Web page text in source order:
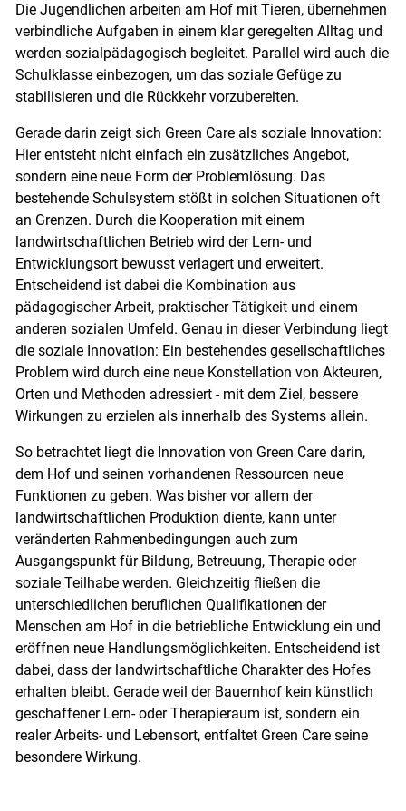
Die Jugendlichen arbeiten am Hof mit Tieren, übernehmen
verbindliche Aufgaben in einem klar geregelten Alltag und
werden sozialpädagogisch begleitet. Parallel wird auch die
Schulklasse einbezogen, um das soziale Gefüge zu
stabilisieren und die Rückkehr vorzubereiten.
Gerade darin zeigt sich Green Care als soziale Innovation:
Hier entsteht nicht einfach ein zusätzliches Angebot,
sondern eine neue Form der Problemlösung. Das
bestehende Schulsystem stößt in solchen Situationen oft
an Grenzen. Durch die Kooperation mit einem
landwirtschaftlichen Betrieb wird der Lern- und
Entwicklungsort bewusst verlagert und erweitert.
Entscheidend ist dabei die Kombination aus
pädagogischer Arbeit, praktischer Tätigkeit und einem
anderen sozialen Umfeld. Genau in dieser Verbindung liegt
die soziale Innovation: Ein bestehendes gesellschaftliches
Problem wird durch eine neue Konstellation von Akteuren,
Orten und Methoden adressiert - mit dem Ziel, bessere
Wirkungen zu erzielen als innerhalb des Systems allein.
So betrachtet liegt die Innovation von Green Care darin,
dem Hof und seinen vorhandenen Ressourcen neue
Funktionen zu geben. Was bisher vor allem der
landwirtschaftlichen Produktion diente, kann unter
veränderten Rahmenbedingungen auch zum
Ausgangspunkt für Bildung, Betreuung, Therapie oder
soziale Teilhabe werden. Gleichzeitig fließen die
unterschiedlichen beruflichen Qualifikationen der
Menschen am Hof in die betriebliche Entwicklung ein und
eröffnen neue Handlungsmöglichkeiten. Entscheidend ist
dabei, dass der landwirtschaftliche Charakter des Hofes
erhalten bleibt. Gerade weil der Bauernhof kein künstlich
geschaffener Lern- oder Therapieraum ist, sondern ein
realer Arbeits- und Lebensort, entfaltet Green Care seine
besondere Wirkung.